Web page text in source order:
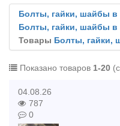
Болты, гайки, шайбы в
Болты, гайки, шайбы
Товары Болты, гайки,
Показано товаров 1-20
04.08.26
787
0